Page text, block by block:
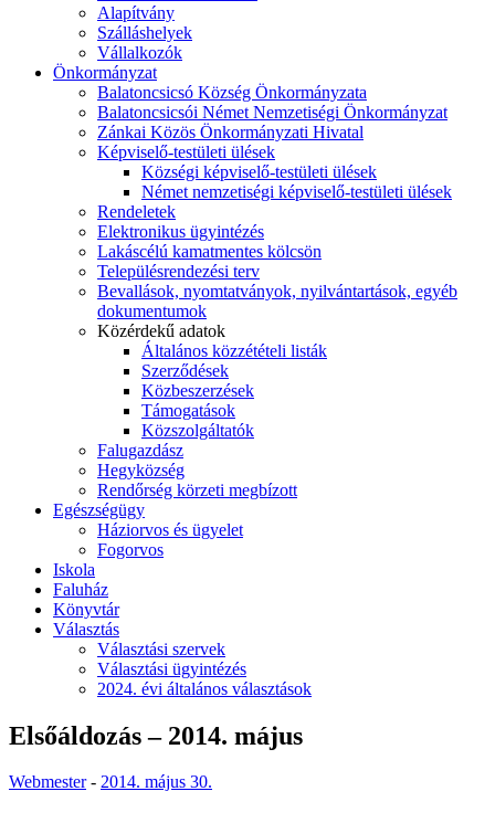
Alapítvány
Szálláshelyek
Vállalkozók
Önkormányzat
Balatoncsicsó Község Önkormányzata
Balatoncsicsói Német Nemzetiségi Önkormányzat
Zánkai Közös Önkormányzati Hivatal
Képviselő-testületi ülések
Községi képviselő-testületi ülések
Német nemzetiségi képviselő-testületi ülések
Rendeletek
Elektronikus ügyintézés
Lakáscélú kamatmentes kölcsön
Településrendezési terv
Bevallások, nyomtatványok, nyilvántartások, egyéb
dokumentumok
Közérdekű adatok
Általános közzétételi listák
Szerződések
Közbeszerzések
Támogatások
Közszolgáltatók
Falugazdász
Hegyközség
Rendőrség körzeti megbízott
Egészségügy
Háziorvos és ügyelet
Fogorvos
Iskola
Faluház
Könyvtár
Választás
Választási szervek
Választási ügyintézés
2024. évi általános választások
Elsőáldozás – 2014. május
Webmester- 2014. május 30.